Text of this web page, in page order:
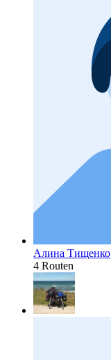
Алина Тищенко
4 Routen